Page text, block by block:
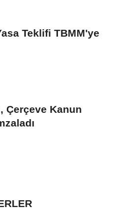
Teklifi TBMM'ye
Çerçeve Kanun